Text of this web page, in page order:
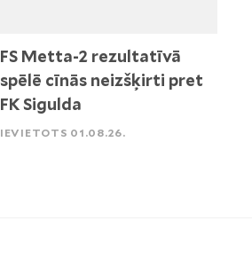
FS Metta-2 rezultatīvā
spēlē cīnās neizšķirti pret
FK Sigulda
IEVIETOTS 01.08.26.